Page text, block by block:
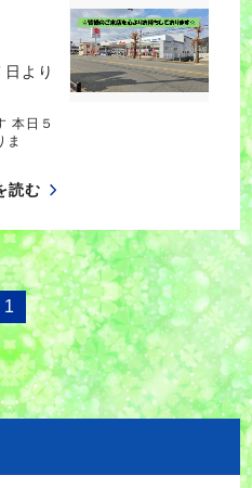
より
本日５
ま
読む
1